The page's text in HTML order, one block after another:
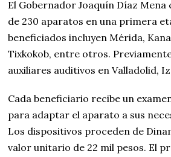
El Gobernador Joaquín Díaz
de 230 aparatos en una primera
beneficiados incluyen Mérida,
Tixkokob, entre otros.
auxiliares auditivos en Valladolid,
Cada beneficiario recibe un
para adaptar el aparato a sus
Los dispositivos proceden de
valor unitario de 22 mil pesos. El